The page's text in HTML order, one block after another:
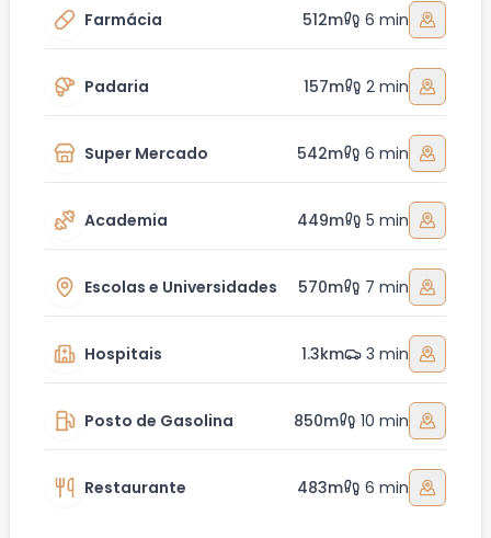
Farmácia 512m 6 min
Padaria 157m 2 min
Super Mercado 542m 6 min
Academia 449m 5 min
Escolas e Universidades 570m 7 min
Hospitais 1.3km 3 min
Posto de Gasolina 850m 10 min
Restaurante 483m 6 min